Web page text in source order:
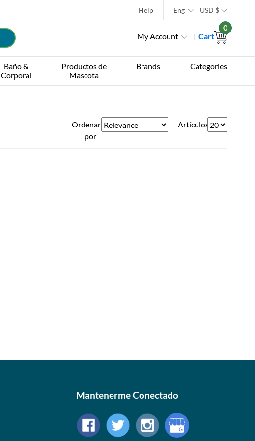
Help Eng USD $
My Account Cart
0
Baño &
Corporal
Productos de
Mascota
Brands Categories
Ordenar
por
Artículos
Mantenerme Conectado